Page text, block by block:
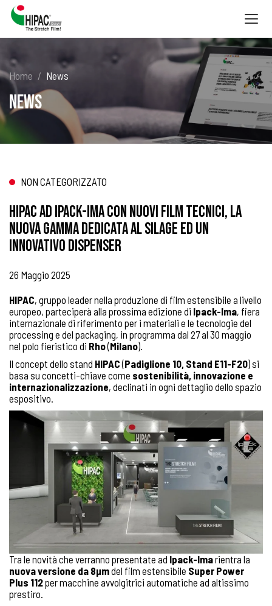
Home News
News
NON CATEGORIZZATO
HIPAC AD IPACK-IMA CON NUOVI FILM TECNICI, LA
NUOVA GAMMA DEDICATA AL SILAGE ED UN
INNOVATIVO DISPENSER
26 Maggio 2025
HIPAC, gruppo leader nella produzione di film estensibile a livello
europeo, parteciperà alla prossima edizione di Ipack-Ima, fiera
internazionale di riferimento per i materiali e le tecnologie del
processing e del packaging, in programma dal 27 al 30 maggio
nel polo fieristico di Rho(Milano).
Il concept dello stand HIPAC(Padiglione 10, Stand E11-F20) si
basa su concetti-chiave come sostenibilità, innovazione e
internazionalizzazione, declinati in ogni dettaglio dello spazio
espositivo.
Tra le novità che verranno presentate ad Ipack-Imarientra la
nuova versione da 8µmdel film estensibile Super Power
Plus 112per macchine avvolgitrici automatiche ad altissimo
prestiro.